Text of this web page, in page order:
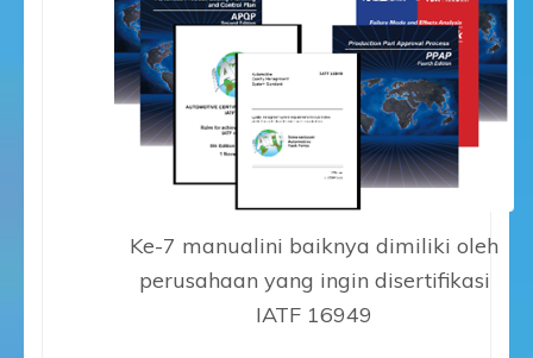
Ke-7 manualini baiknya dimiliki oleh
perusahaan yang ingin disertifikasi
IATF 16949